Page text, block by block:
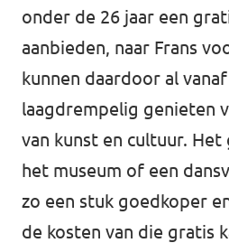
onder de 26 jaar een
aanbieden, naar Frans
kunnen daardoor al
laagdrempelig genieten
van kunst en cultuur. Het
het museum of een
zo een stuk goedkoper
de kosten van die gratis